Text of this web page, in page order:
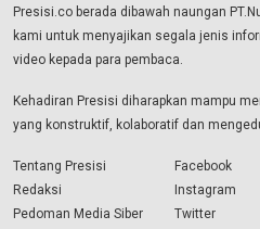
Presisi.co berada dibawah naungan
kami untuk menyajikan segala jenis
video kepada para pembaca.
Kehadiran Presisi diharapkan mampu
yang konstruktif, kolaboratif dan
Tentang Presisi
Redaksi
Pedoman Media Siber
Facebook
Instagram
Twitter